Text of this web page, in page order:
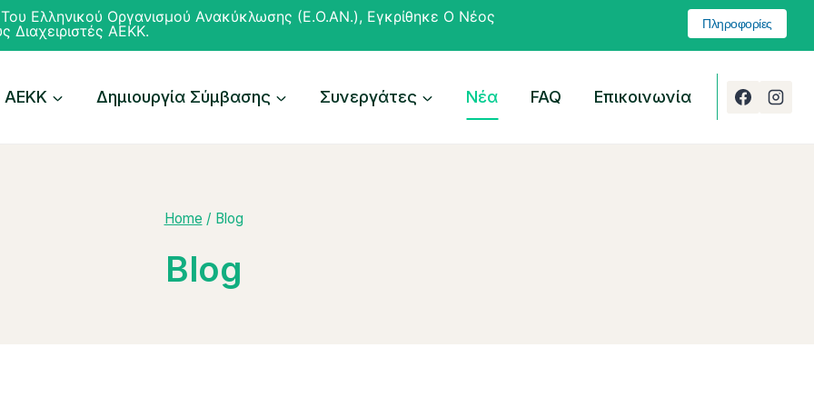
ΑΕΚΚ Δημιουργία Σύμβασης Συνεργάτες Νέα FAQ Επικοινωνία
Home / Blog
Blog
Ελληνικού Οργανισμού Ανακύκλωσης (Ε.Ο.ΑΝ.), Εγκρίθηκε Ο Νέος
Διαχειριστές ΑΕΚΚ.
Πληροφορίες